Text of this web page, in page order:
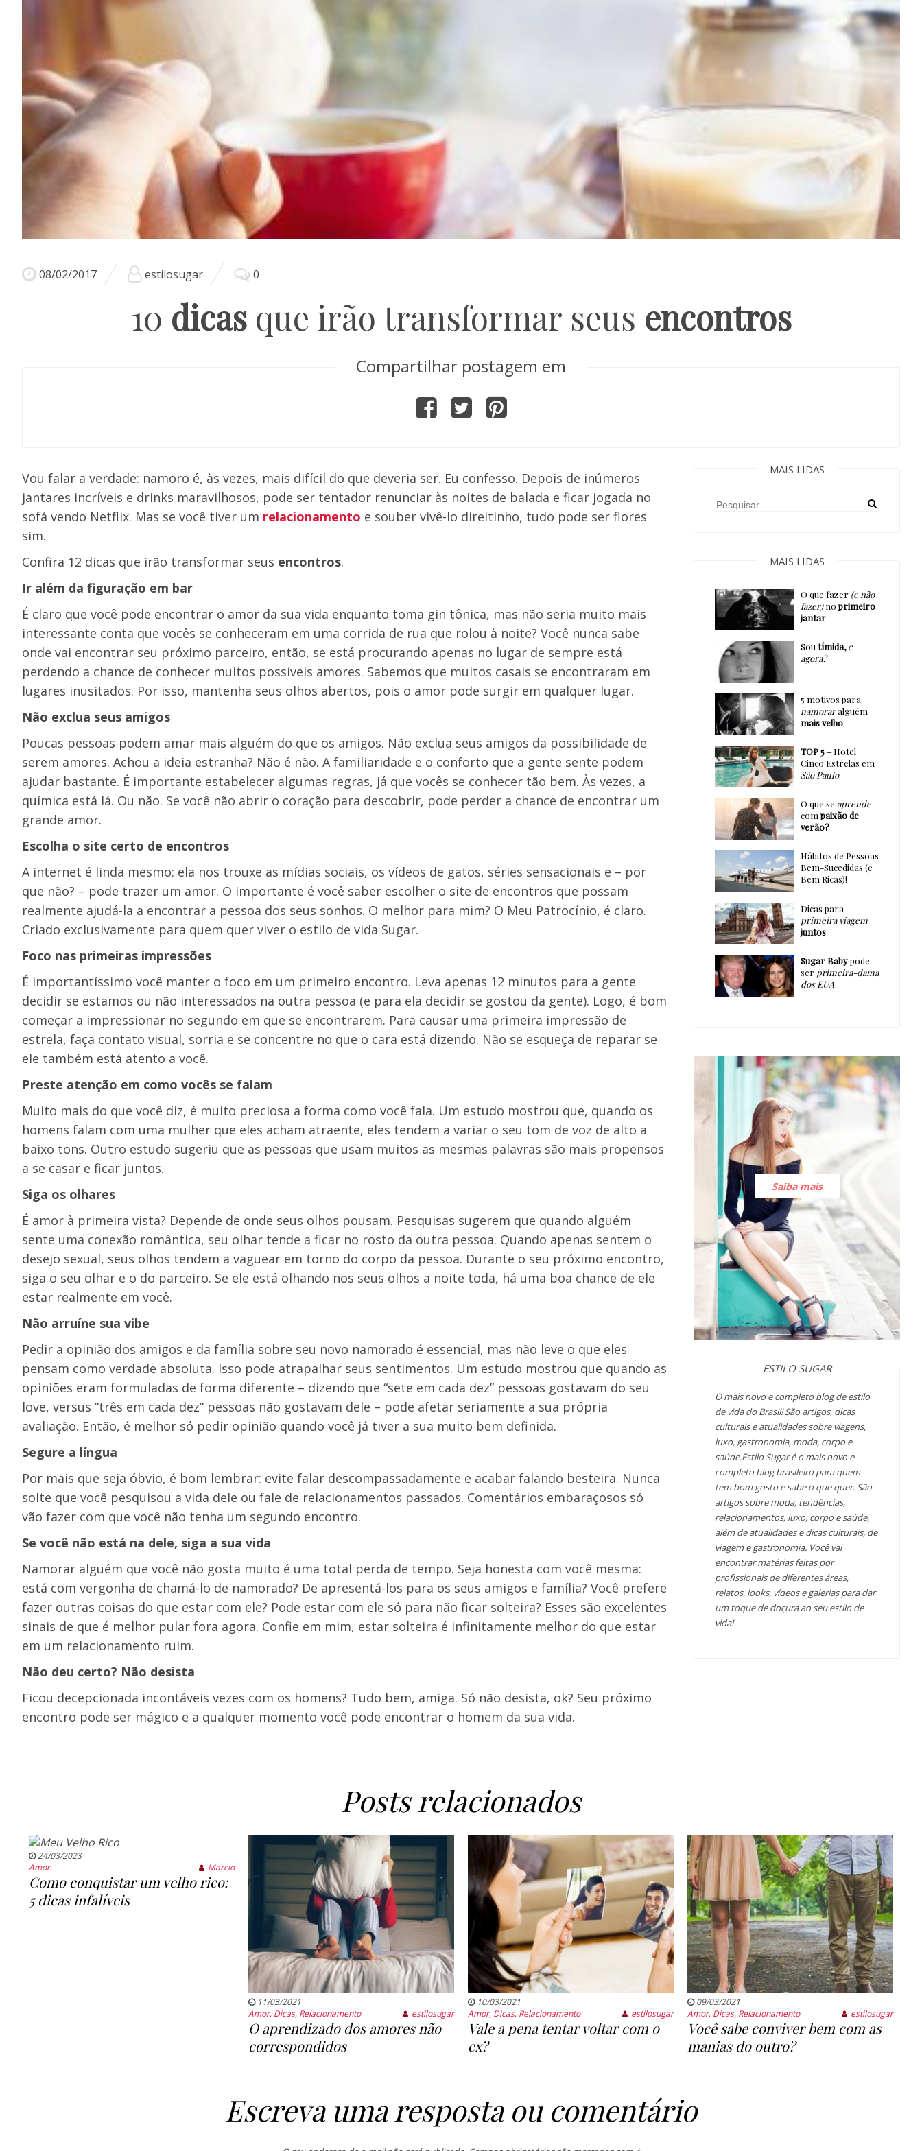
08/02/2017 estilosugar 0
10 dicasque irão transformar seus encontros
Compartilhar postagem em
Vou falar a verdade: namoro é, às vezes, mais difícil do que deveria ser. Eu confesso. Depois de inúmeros
jantares incríveis e drinks maravilhosos, pode ser tentador renunciar às noites de balada e ficar jogada no
sofá vendo Netflix. Mas se você tiver um relacionamento e souber vivê-lo direitinho, tudo pode ser flores
sim.
Confira 12 dicas que irão transformar seus encontros.
Ir além da figuração em bar
É claro que você pode encontrar o amor da sua vida enquanto toma gin tônica, mas não seria muito mais
interessante conta que vocês se conheceram em uma corrida de rua que rolou à noite? Você nunca sabe
onde vai encontrar seu próximo parceiro, então, se está procurando apenas no lugar de sempre está
perdendo a chance de conhecer muitos possíveis amores. Sabemos que muitos casais se encontraram em
lugares inusitados. Por isso, mantenha seus olhos abertos, pois o amor pode surgir em qualquer lugar.
Não exclua seus amigos
Poucas pessoas podem amar mais alguém do que os amigos. Não exclua seus amigos da possibilidade de
serem amores. Achou a ideia estranha? Não é não. A familiaridade e o conforto que a gente sente podem
ajudar bastante. É importante estabelecer algumas regras, já que vocês se conhecer tão bem. Às vezes, a
química está lá. Ou não. Se você não abrir o coração para descobrir, pode perder a chance de encontrar um
grande amor.
Escolha o site certo de encontros
A internet é linda mesmo: ela nos trouxe as mídias sociais, os vídeos de gatos, séries sensacionais e – por
que não? – pode trazer um amor. O importante é você saber escolher o site de encontros que possam
realmente ajudá-la a encontrar a pessoa dos seus sonhos. O melhor para mim? O Meu Patrocínio, é claro.
Criado exclusivamente para quem quer viver o estilo de vida Sugar.
Foco nas primeiras impressões
É importantíssimo você manter o foco em um primeiro encontro. Leva apenas 12 minutos para a gente
decidir se estamos ou não interessados na outra pessoa (e para ela decidir se gostou da gente). Logo, é bom
começar a impressionar no segundo em que se encontrarem. Para causar uma primeira impressão de
estrela, faça contato visual, sorria e se concentre no que o cara está dizendo. Não se esqueça de reparar se
ele também está atento a você.
Preste atenção em como vocês se falam
Muito mais do que você diz, é muito preciosa a forma como você fala. Um estudo mostrou que, quando os
homens falam com uma mulher que eles acham atraente, eles tendem a variar o seu tom de voz de alto a
baixo tons. Outro estudo sugeriu que as pessoas que usam muitos as mesmas palavras são mais propensos
a se casar e ficar juntos.
Siga os olhares
É amor à primeira vista? Depende de onde seus olhos pousam. Pesquisas sugerem que quando alguém
sente uma conexão romântica, seu olhar tende a ficar no rosto da outra pessoa. Quando apenas sentem o
desejo sexual, seus olhos tendem a vaguear em torno do corpo da pessoa. Durante o seu próximo encontro,
siga o seu olhar e o do parceiro. Se ele está olhando nos seus olhos a noite toda, há uma boa chance de ele
estar realmente em você.
Não arruíne sua vibe
Pedir a opinião dos amigos e da família sobre seu novo namorado é essencial, mas não leve o que eles
pensam como verdade absoluta. Isso pode atrapalhar seus sentimentos. Um estudo mostrou que quando as
opiniões eram formuladas de forma diferente – dizendo que “sete em cada dez” pessoas gostavam do seu
love, versus “três em cada dez” pessoas não gostavam dele – pode afetar seriamente a sua própria
avaliação. Então, é melhor só pedir opinião quando você já tiver a sua muito bem definida.
Segure a língua
Por mais que seja óbvio, é bom lembrar: evite falar descompassadamente e acabar falando besteira. Nunca
solte que você pesquisou a vida dele ou fale de relacionamentos passados. Comentários embaraçosos só
vão fazer com que você não tenha um segundo encontro.
Se você não está na dele, siga a sua vida
Namorar alguém que você não gosta muito é uma total perda de tempo. Seja honesta com você mesma:
está com vergonha de chamá-lo de namorado? De apresentá-los para os seus amigos e família? Você prefere
fazer outras coisas do que estar com ele? Pode estar com ele só para não ficar solteira? Esses são excelentes
sinais de que é melhor pular fora agora. Confie em mim, estar solteira é infinitamente melhor do que estar
em um relacionamento ruim.
Não deu certo? Não desista
Ficou decepcionada incontáveis vezes com os homens? Tudo bem, amiga. Só não desista, ok? Seu próximo
encontro pode ser mágico e a qualquer momento você pode encontrar o homem da sua vida.
MAIS LIDAS
MAIS LIDAS
O que fazer (e não
fazer)noprimeiro
jantar
Sou tímida, e
agora?
5 motivos para
namoraralguém
mais velho
TOP 5 –Hotel
Cinco Estrelas em
São Paulo
O que se aprende
compaixão de
verão?
Hábitos de Pessoas
Bem-Sucedidas (e
Bem Ricas)!
Dicas para
primeira viagem
juntos
Sugar Babypode
ser primeira-dama
dos EUA
Saiba mais
ESTILO SUGAR
O mais novo e completo blog de estilo
de vida do Brasil! São artigos, dicas
culturais e atualidades sobre viagens,
luxo, gastronomia, moda, corpo e
saúde.Estilo Sugar é o mais novo e
completo blog brasileiro para quem
tem bom gosto e sabe o que quer. São
artigos sobre moda, tendências,
relacionamentos, luxo, corpo e saúde,
além de atualidades e dicas culturais, de
viagem e gastronomia. Você vai
encontrar matérias feitas por
profissionais de diferentes áreas,
relatos, looks, vídeos e galerias para dar
um toque de doçura ao seu estilo de
vida!
Posts relacionados
24/03/2023
Amor
Marcio
Como conquistar um velho rico:
5 dicas infalíveis
11/03/2021
Amor, Dicas, Relacionamento estilosugar
O aprendizado dos amores não
correspondidos
10/03/2021
Amor, Dicas, Relacionamento estilosugar
Vale a pena tentar voltar com o
ex?
09/03/2021
Amor, Dicas, Relacionamento estilosugar
Você sabe conviver bem com as
manias do outro?
Escreva uma resposta ou comentário